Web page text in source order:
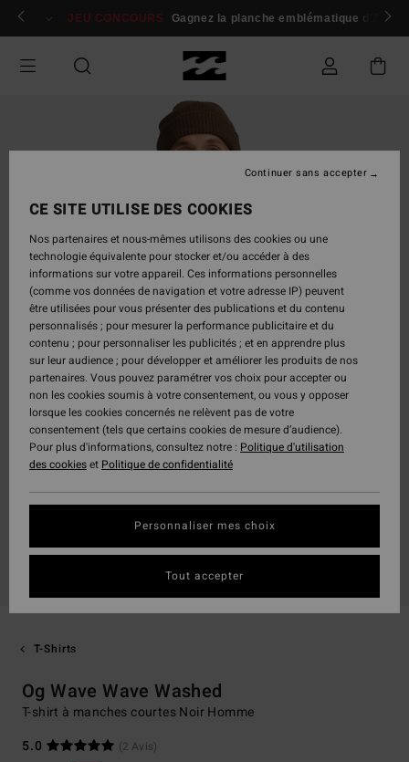
Passer
Se connecter / s'inscrire
JEU CONCOURS Gagnez la planche emblématique d'Andy
T-Shirts
Og Wave Wave Washed
T-shirt à manches courtes Noir Homme
5.0
(2 Avis)
CE SITE UTILISE DES COOKIES
Nos partenaires et nous-mêmes utilisons des cookies ou une
technologie équivalente pour stocker et/ou accéder à des
informations sur votre appareil. Ces informations personnelles
(comme vos données de navigation et votre adresse IP) peuvent
être utilisées pour vous présenter des publications et du contenu
personnalisés ; pour mesurer la performance publicitaire et du
contenu ; pour personnaliser les publicités ; et en apprendre plus
sur leur audience ; pour développer et améliorer les produits de nos
partenaires. Vous pouvez paramétrer vos choix pour accepter ou
non les cookies soumis à votre consentement, ou vous y opposer
lorsque les cookies concernés ne relèvent pas de votre
consentement (tels que certains cookies de mesure d’audience).
Pour plus d'informations, consultez notre : Politique d'utilisation
des cookieset Politique de confidentialité
Personnaliser mes choix
Continuer sans accepter
Tout accepter